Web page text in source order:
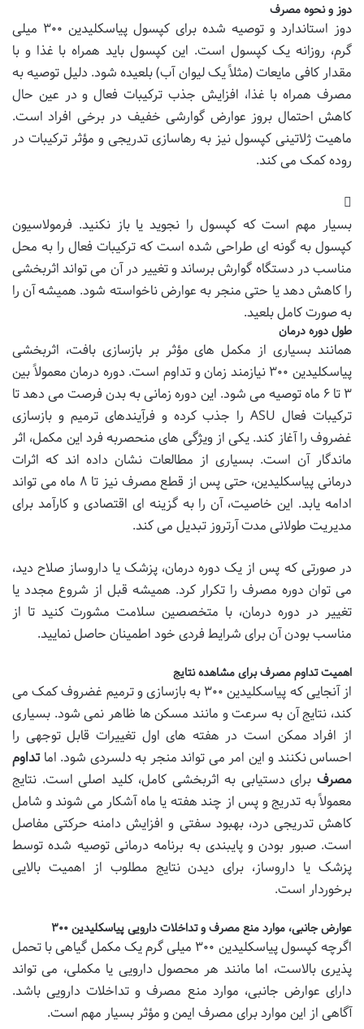
دوز و نحوه مصرف
دوز استاندارد و توصیه شده برای کپسول پیاسکلیدین ۳۰۰ میلی
گرم، روزانه یک کپسول است. این کپسول باید همراه با غذا و با
مقدار کافی مایعات (مثلاً یک لیوان آب) بلعیده شود. دلیل توصیه به
مصرف همراه با غذا، افزایش جذب ترکیبات فعال و در عین حال
کاهش احتمال بروز عوارض گوارشی خفیف در برخی افراد است.
ماهیت ژلاتینی کپسول نیز به رهاسازی تدریجی و مؤثر ترکیبات در
روده کمک می کند.
بسیار مهم است که کپسول را نجوید یا باز نکنید. فرمولاسیون
کپسول به گونه ای طراحی شده است که ترکیبات فعال را به محل
مناسب در دستگاه گوارش برساند و تغییر در آن می تواند اثربخشی
را کاهش دهد یا حتی منجر به عوارض ناخواسته شود. همیشه آن را
به صورت کامل بلعید.
طول دوره درمان
همانند بسیاری از مکمل های مؤثر بر بازسازی بافت، اثربخشی
پیاسکلیدین ۳۰۰ نیازمند زمان و تداوم است. دوره درمان معمولاً بین
۳ تا ۶ ماه توصیه می شود. این دوره زمانی به بدن فرصت می دهد تا
ترکیبات فعال ASU را جذب کرده و فرآیندهای ترمیم و بازسازی
غضروف را آغاز کند. یکی از ویژگی های منحصربه فرد این مکمل، اثر
ماندگار آن است. بسیاری از مطالعات نشان داده اند که اثرات
درمانی پیاسکلیدین، حتی پس از قطع مصرف نیز تا ۸ ماه می تواند
ادامه یابد. این خاصیت، آن را به گزینه ای اقتصادی و کارآمد برای
مدیریت طولانی مدت آرتروز تبدیل می کند.
در صورتی که پس از یک دوره درمان، پزشک یا داروساز صلاح دید،
می توان دوره مصرف را تکرار کرد. همیشه قبل از شروع مجدد یا
تغییر در دوره درمان، با متخصصین سلامت مشورت کنید تا از
مناسب بودن آن برای شرایط فردی خود اطمینان حاصل نمایید.
اهمیت تداوم مصرف برای مشاهده نتایج
از آنجایی که پیاسکلیدین ۳۰۰ به بازسازی و ترمیم غضروف کمک می
کند، نتایج آن به سرعت و مانند مسکن ها ظاهر نمی شود. بسیاری
از افراد ممکن است در هفته های اول تغییرات قابل توجهی را
احساس نکنند و این امر می تواند منجر به دلسردی شود. اماتداوم
مصرف برای دستیابی به اثربخشی کامل، کلید اصلی است. نتایج
معمولاً به تدریج و پس از چند هفته یا ماه آشکار می شوند و شامل
کاهش تدریجی درد، بهبود سفتی و افزایش دامنه حرکتی مفاصل
است. صبور بودن و پایبندی به برنامه درمانی توصیه شده توسط
پزشک یا داروساز، برای دیدن نتایج مطلوب از اهمیت بالایی
برخوردار است.
عوارض جانبی، موارد منع مصرف و تداخلات دارویی پیاسکلیدین ۳۰۰
اگرچه کپسول پیاسکلیدین ۳۰۰ میلی گرم یک مکمل گیاهی با تحمل
پذیری بالاست، اما مانند هر محصول دارویی یا مکملی، می تواند
دارای عوارض جانبی، موارد منع مصرف و تداخلات دارویی باشد.
آگاهی از این موارد برای مصرف ایمن و مؤثر بسیار مهم است.